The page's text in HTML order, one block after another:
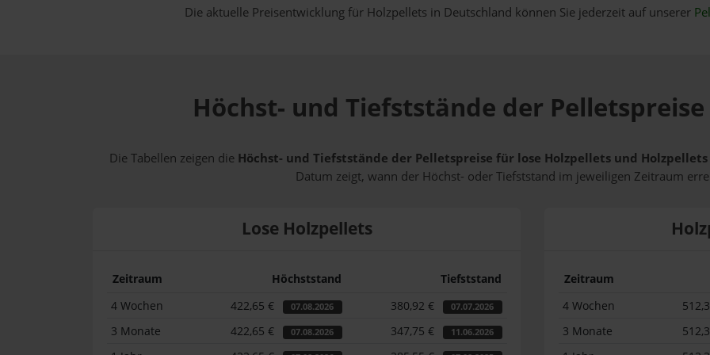
Die aktuelle Preisentwicklung für Holzpellets in Deutschland können Sie jederzeit auf unserer
Höchst- und Tiefststände der
Die Tabellen zeigen die Höchst- und Tiefststände der Pelletspreise für lose Holzpellets und
Datum zeigt, wann der Höchst- oder Tiefststand im jeweiligen Zeitraum
Lose Holzpellets
Zeitraum Höchststand
Tiefststand
4 Wochen
422,65 € 07.08.2026 380,92 € 07.07.2026
3 Monate 422,65 € 07.08.2026 347,75 € 11.06.2026
Zeitraum
4 Wochen
3 Monate